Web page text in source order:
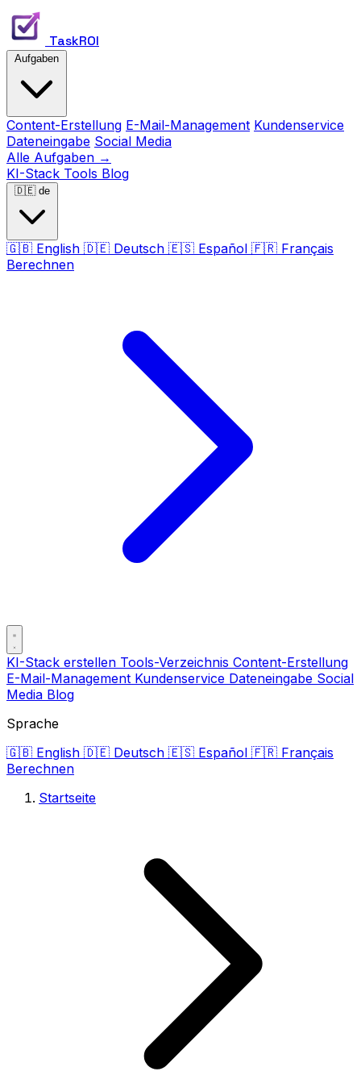
TaskROI
Content-Erstellung E-Mail-Management Kundenservice
Dateneingabe Social Media
Alle Aufgaben →
KI-Stack Tools Blog
🇩🇪 de
🇬🇧 English 🇩🇪 Deutsch 🇪🇸 Español 🇫🇷 Français
Berechnen
KI-Stack erstellen Tools-Verzeichnis Content-Erstellung
E-Mail-Management Kundenservice Dateneingabe Social
Media Blog
Sprache
🇬🇧 English 🇩🇪 Deutsch 🇪🇸 Español 🇫🇷 Français
Berechnen
Startseite